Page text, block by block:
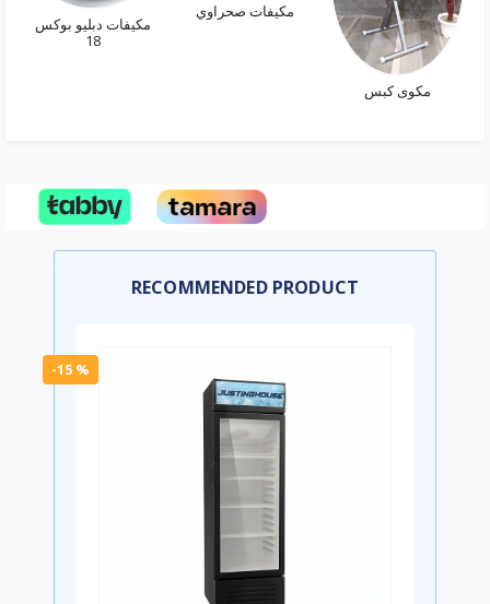
مكيفات دبليو بوكس
18
مكيفات صحراوي
مكوى كبس
RECOMMENDED PRODUCT
-15 %